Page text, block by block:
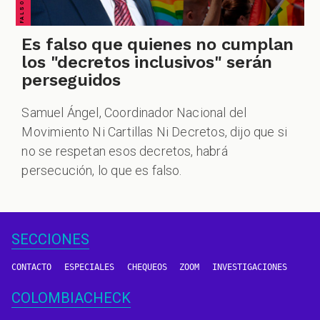
Es falso que quienes no cumplan
los "decretos inclusivos" serán
perseguidos
Samuel Ángel, Coordinador Nacional del
Movimiento Ni Cartillas Ni Decretos, dijo que si
no se respetan esos decretos, habrá
persecución, lo que es falso.
SECCIONES
CONTACTO ESPECIALES CHEQUEOS ZOOM INVESTIGACIONES
COLOMBIACHECK